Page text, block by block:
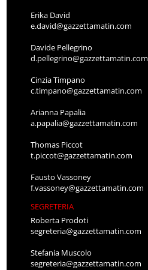
Erika David
e.david@gazzettamatin.com
Davide Pellegrino
d.pellegrino@gazzettamatin.com
Cinzia Timpano
c.timpano@gazzettamatin.com
Arianna Papalia
a.papalia@gazzettamatin.com
Thomas Piccot
t.piccot@gazzettamatin.com
Fausto Vassoney
f.vassoney@gazzettamatin.com
SEGRETERIA
Roberta Prodoti
segreteria@gazzettamatin.com
Stefania Muscolo
segreteria@gazzettamatin.com